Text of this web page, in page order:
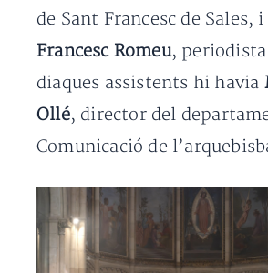
de Sant Francesc de Sales, i
Francesc Romeu,
diaques assistents hi havia
Ollé, director del
Comunicació de